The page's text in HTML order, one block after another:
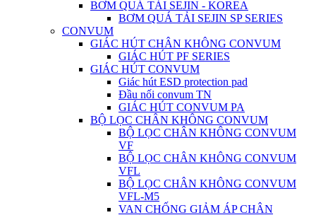
BƠM QUÁ TẢI SEJIN - KOREA
BƠM QUÁ TẢI SEJIN SP SERIES
CONVUM
GIÁC HÚT CHÂN KHÔNG CONVUM
GIÁC HÚT PF SERIES
GIÁC HÚT CONVUM
Giác hút ESD protection pad
Đầu nối convum TN
GIÁC HÚT CONVUM PA
BỘ LỌC CHÂN KHÔNG CONVUM
BỘ LỌC CHÂN KHÔNG CONVUM
VF
BỘ LỌC CHÂN KHÔNG CONVUM
VFL
BỘ LỌC CHÂN KHÔNG CONVUM
VFL-M5
VAN CHỐNG GIẢM ÁP CHÂN